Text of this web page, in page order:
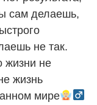
сам делаешь,
не так.
жизни не
жизнь
мире